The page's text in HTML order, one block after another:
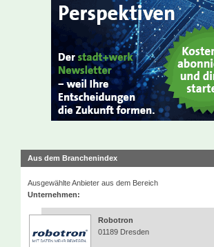
Aus dem Branchenindex
Ausgewählte Anbieter aus dem Bereich
Unternehmen:
Robotron
01189 Dresden